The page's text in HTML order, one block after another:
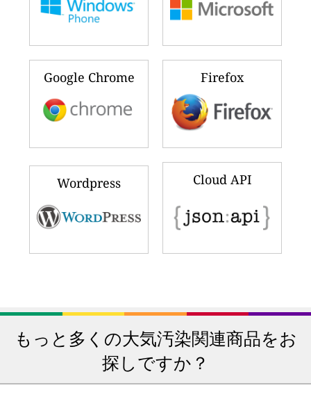
Google Chrome Firefox
Wordpress Cloud API
もっと多くの大気汚染関連商品をお
探しですか？